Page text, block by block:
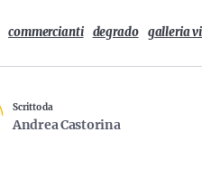
commercianti degrado galleria
Scritto da
Andrea Castorina